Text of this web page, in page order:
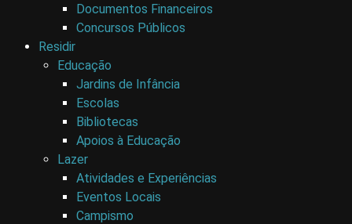
Documentos Financeiros
Concursos Públicos
Residir
Educação
Jardins de Infância
Escolas
Bibliotecas
Apoios à Educação
Lazer
Atividades e Experiências
Eventos Locais
Campismo